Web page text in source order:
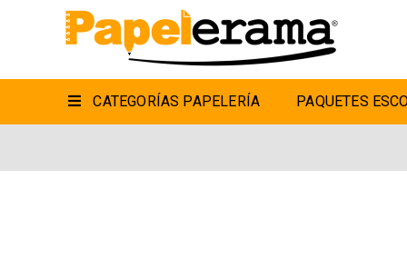
CATEGORÍAS PAPELERÍA PAQUETES